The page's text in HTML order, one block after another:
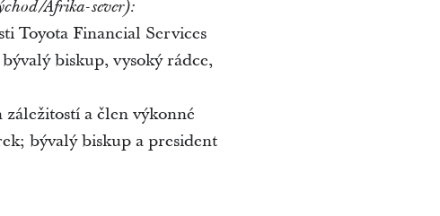
Afrika-sever):
Toyota Financial Services
biskup, vysoký rádce,
a člen výkonné
bývalý biskup a president